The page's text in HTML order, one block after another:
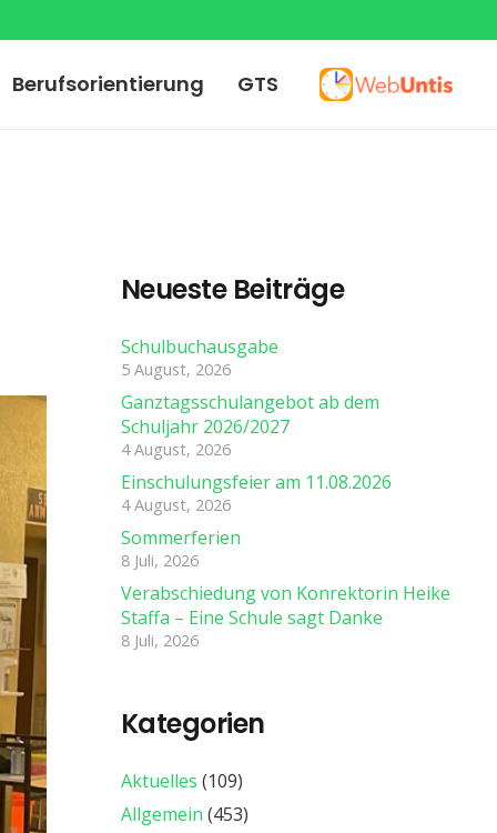
Berufsorientierung GTS
Neueste Beiträge
Schulbuchausgabe
5 August, 2026
Ganztagsschulangebot ab dem
Schuljahr 2026/2027
4 August, 2026
Einschulungsfeier am 11.08.2026
4 August, 2026
Sommerferien
8 Juli, 2026
Verabschiedung von Konrektorin Heike
Staffa – Eine Schule sagt Danke
8 Juli, 2026
Kategorien
Aktuelles (109)
Allgemein (453)